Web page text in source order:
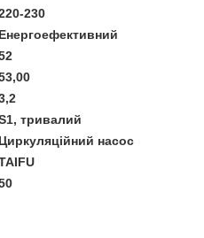
230
Енергоефективний
тривалий
Циркуляційний насос